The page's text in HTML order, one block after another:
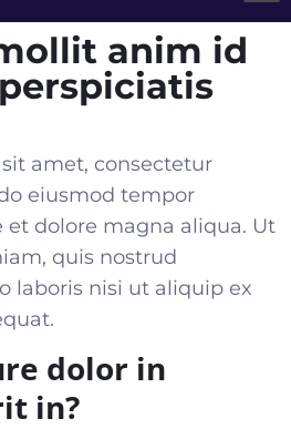
anim id
amet, consectetur
eiusmod tempor
dolore magna aliqua. Ut
quis nostrud
laboris nisi ut aliquip ex
.
dolor in
in?